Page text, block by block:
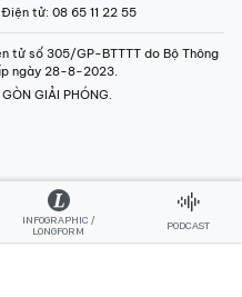
Điện tử: 08 65 11 22 55
tử số 305/GP-BTTTT do Bộ Thông
ngày 28-8-2023.
GIẢI PHÓNG.
INFOGRAPHIC /
LONGFORM
PODCAST